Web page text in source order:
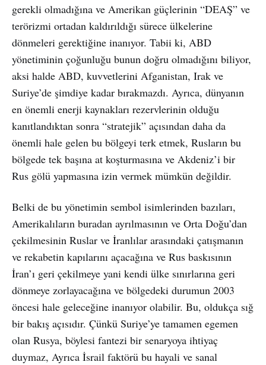
gerekli olmadığına ve Amerikan güçlerinin “DEAŞ” ve
terörizmi ortadan kaldırıldığı sürece ülkelerine
dönmeleri gerektiğine inanıyor. Tabii ki, ABD
yönetiminin çoğunluğu bunun doğru olmadığını biliyor,
aksi halde ABD, kuvvetlerini Afganistan, Irak ve
Suriye’de şimdiye kadar bırakmazdı. Ayrıca, dünyanın
en önemli enerji kaynakları rezervlerinin olduğu
kanıtlandıktan sonra “stratejik” açısından daha da
önemli hale gelen bu bölgeyi terk etmek, Rusların bu
bölgede tek başına at koşturmasına ve Akdeniz’i bir
Rus gölü yapmasına izin vermek mümkün değildir.
Belki de bu yönetimin sembol isimlerinden bazıları,
Amerikalıların buradan ayrılmasının ve Orta Doğu’dan
çekilmesinin Ruslar ve İranlılar arasındaki çatışmanın
ve rekabetin kapılarını açacağına ve Rus baskısının
İran’ı geri çekilmeye yani kendi ülke sınırlarına geri
dönmeye zorlayacağına ve bölgedeki durumun 2003
öncesi hale geleceğine inanıyor olabilir. Bu, oldukça sığ
bir bakış açısıdır. Çünkü Suriye’ye tamamen egemen
olan Rusya, böylesi fantezi bir senaryoya ihtiyaç
duymaz, Ayrıca İsrail faktörü bu hayali ve sanal